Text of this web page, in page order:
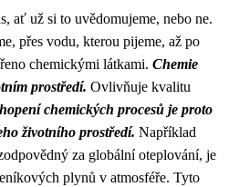
ať už si to uvědomujeme, nebo ne.
přes vodu, kterou pijeme, až po
chemickými látkami. Chemie
prostředí. Ovlivňuje kvalitu
chemických procesů je proto
životního prostředí. Například
za globální oteplování, je
plynů v atmosféře. Tyto